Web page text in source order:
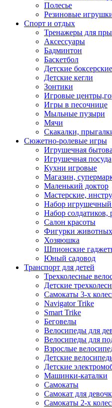
Полесье
Резиновые
Спорт и отдых
Тренажеры для
Аксессуары
Бадминтон
Баскетбол
Детские
Детские кегли
Зонтики
Игровые
Игры в песочнице
Мыльные пузыри
Мячи
Скакалки,
Сюжетно-ролевые игры
Игрушечная
Игрушечная посуда
Кухни игровые
Магазин,
Маленький доктор
Мастерские,
Набор
Набор солдатиков,
Салон красоты
Фигурки животных
Хозяюшка
Шпионские
Юный садовод
Транспорт для детей
Трехколесные
Детские
Самокаты 3-х
Navigator Trike
Smart Trike
Беговелы
Велосипеды для
Велосипеды для
Взрослые
Детские
Детские
Машинки-каталки
Самокаты
Самокат для
Самокаты 2-х